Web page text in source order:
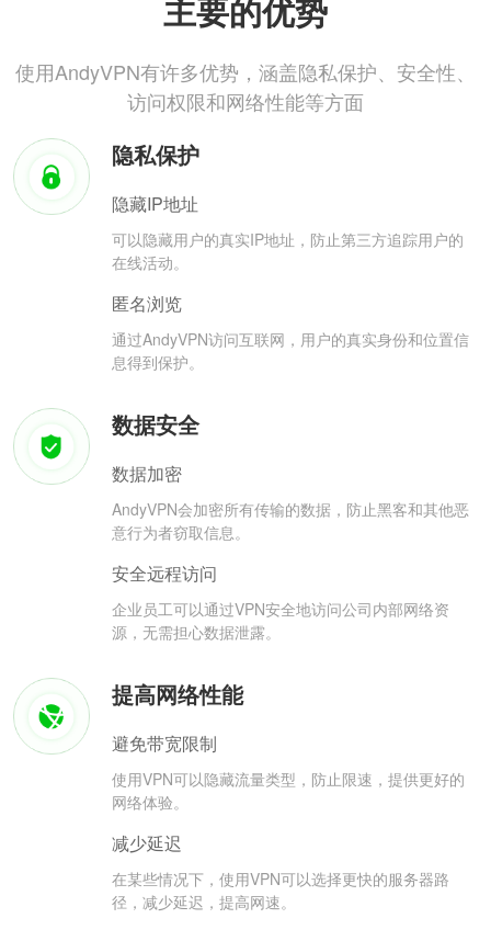
主要的优势
使用AndyVPN有许多优势，涵盖隐私保护、安全性、
访问权限和网络性能等方面
隐私保护
隐藏IP地址
可以隐藏用户的真实IP地址，防止第三方追踪用户的
在线活动。
匿名浏览
通过AndyVPN访问互联网，用户的真实身份和位置信
息得到保护。
数据安全
数据加密
AndyVPN会加密所有传输的数据，防止黑客和其他恶
意行为者窃取信息。
安全远程访问
企业员工可以通过VPN安全地访问公司内部网络资
源，无需担心数据泄露。
提高网络性能
避免带宽限制
使用VPN可以隐藏流量类型，防止限速，提供更好的
网络体验。
减少延迟
在某些情况下，使用VPN可以选择更快的服务器路
径，减少延迟，提高网速。